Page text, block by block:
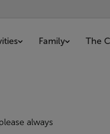
Family The
always